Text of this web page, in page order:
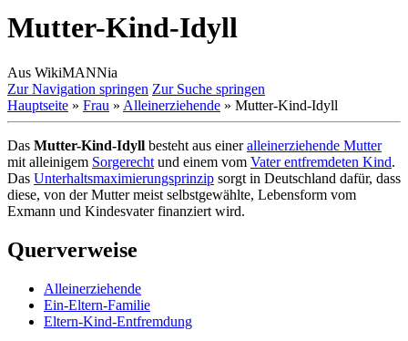
Mutter-Kind-Idyll
Aus WikiMANNia
Zur Navigation springen Zur Suche springen
Hauptseite » Frau » Alleinerziehende » Mutter-Kind-Idyll
Das Mutter-Kind-Idyll besteht aus eineralleinerziehende Mutter
mit alleinigem Sorgerecht und einem vom Vater entfremdeten Kind.
Das Unterhaltsmaximierungsprinzip sorgt in Deutschland dafür, dass
diese, von der Mutter meist selbstgewählte, Lebensform vom
Exmann und Kindesvater finanziert wird.
Querverweise
Alleinerziehende
Ein-Eltern-Familie
Eltern-Kind-Entfremdung